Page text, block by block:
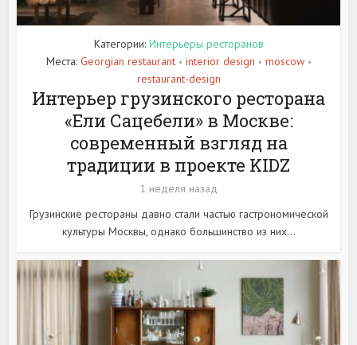
Категории: Интерьеры ресторанов
Места: Georgian restaurant • interior design • moscow •
restaurant-design
Интерьер грузинского ресторана
«Ели Сацебели» в Москве:
современный взгляд на
традиции в проекте KIDZ
1 неделя назад
Грузинские рестораны давно стали частью гастрономической
культуры Москвы, однако большинство из них...